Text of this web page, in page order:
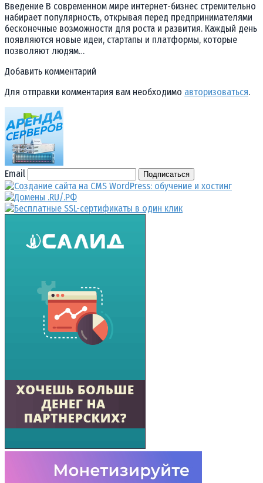
Введение В современном мире интернет-бизнес стремительно
набирает популярность, открывая перед предпринимателями
бесконечные возможности для роста и развития. Каждый день
появляются новые идеи, стартапы и платформы, которые
позволяют людям…
Добавить комментарий
Для отправки комментария вам необходимо авторизоваться.
Email Подписаться